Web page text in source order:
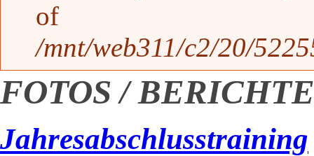
of
/mnt/web311/c2/20/
FOTOS / BERICHTE
Jahresabschlusstraining